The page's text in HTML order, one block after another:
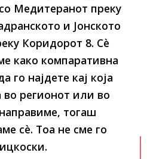
Медитеранот преку
и Јонското
Коридорот 8. Сè
како компаративна
го најдете кај која
во регионот или во
тогаш
сè. Тоа не сме го